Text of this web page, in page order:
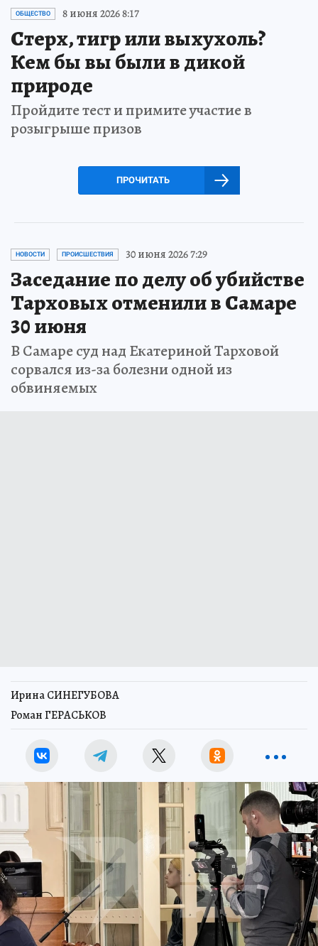
ОБЩЕСТВО 8 июня 2026 8:17
Стерх, тигр или выхухоль?
Кем бы вы были в дикой
природе
Пройдите тест и примите участие в
розыгрыше призов
ПРОЧИТАТЬ
НОВОСТИ ПРОИСШЕСТВИЯ 30 июня 2026 7:29
Заседание по делу об убийстве
Тарховых отменили в Самаре
30 июня
В Самаре суд над Екатериной Тарховой
сорвался из-за болезни одной из
обвиняемых
Ирина СИНЕГУБОВА
Роман ГЕРАСЬКОВ